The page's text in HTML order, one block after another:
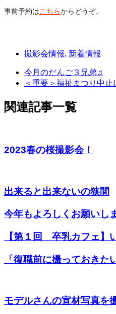
事前予約はこちらからどうぞ。
撮影会情報, 新着情報
今月のだんご３兄弟♫
＜重要＞福祉まつり中
関連記事一覧
2023春の桜撮影会！
出来ると出来ないの狭間
今年もよろしくお願いし
【第１回 卒乳カフェ】
「復職前に撮っておきた
モデルさんの宣材写真を